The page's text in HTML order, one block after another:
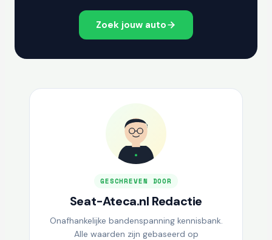
Zoek jouw auto
GESCHREVEN DOOR
Seat-Ateca.nl Redactie
Onafhankelijke bandenspanning kennisbank.
Alle waarden zijn gebaseerd op